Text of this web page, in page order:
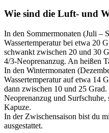
Wie sind die Luft- und
In den Sommermonaten (Juli –
Wassertemperatur bei etwa 20
schwankt zwischen 20 und 30
4/3-Neoprenanzug. An heißen
In den Wintermonaten
Wassertemperatur auf etwa 14
dann zwischen 10 und 25
Neoprenanzug und
Kapuze.
In der Zwischensaison bist du
ausgestattet.